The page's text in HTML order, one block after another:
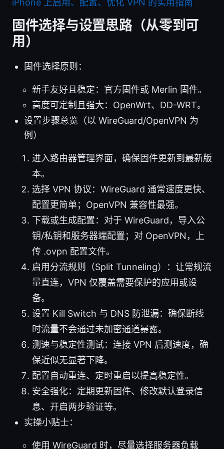
iPhone 上启用、配置、优化 VPN 的实用指南
固件选择与设置思路（从零到可
用）
固件选择原则：
新手友好且稳定：官方固件或 Merlin 固件。
高度可定制且强大：OpenWrt、DD-WRT。
设置步骤总览（以 WireGuard/OpenVPN 为
例）
进入路由器管理界面，确保固件更新到最新版
本。
选择 VPN 协议：WireGuard 通常速度更快、
配置更简单；OpenVPN 兼容性最强。
下载或生成配置：对于 WireGuard，导入公
钥/私钥和服务器端配置；对 OpenVPN，上
传 .ovpn 配置文件。
启用分流规则（Split Tunneling）：让常规流
量直连，VPN 仅覆盖需要保护的应用或设
备。
设置 Kill Switch 与 DNS 防泄漏：确保断线
时流量不会通过未加密通道暴露。
测速与稳定性测试：连接 VPN 后测速度，确
保近似无显著下降。
配置自动重连、定时重启以提高稳定性。
安全强化：定期更新固件、修改默认登录信
息、开启两步验证等。
实操小贴士：
使用 WireGuard 时，尽量选择服务器负载